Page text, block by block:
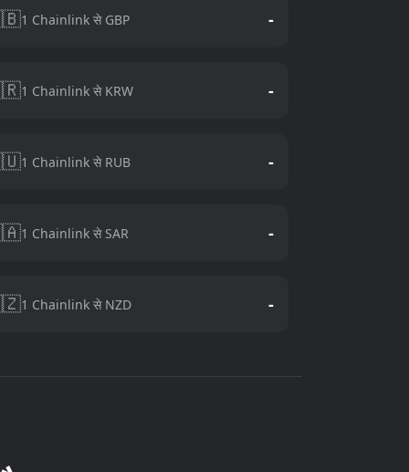
1 Chainlink से GBP -
1 Chainlink से KRW -
1 Chainlink से RUB -
1 Chainlink से SAR -
1 Chainlink से NZD -